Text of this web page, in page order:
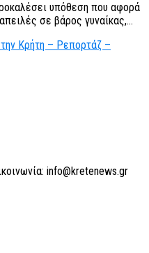
υπόθεση που αφορά
σε βάρος γυναίκας,...
info@kretenews.gr